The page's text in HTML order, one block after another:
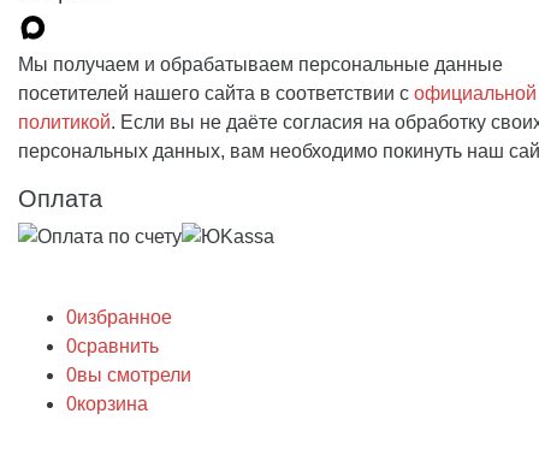
Мы получаем и обрабатываем персональные данные
посетителей нашего сайта в соответствии с официальной
политикой. Если вы не даёте согласия на обработку
персональных данных, вам необходимо покинуть наш
Оплата
0избранное
0сравнить
0вы смотрели
0корзина